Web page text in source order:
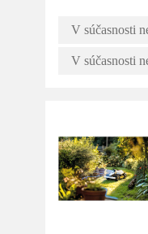
V súčasnosti
V súčasnosti